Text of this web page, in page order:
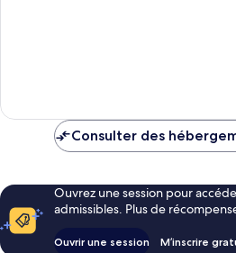
Consulter des
Ouvrez une session pour
admissibles. Plus de
Ouvrir une session M’inscrire